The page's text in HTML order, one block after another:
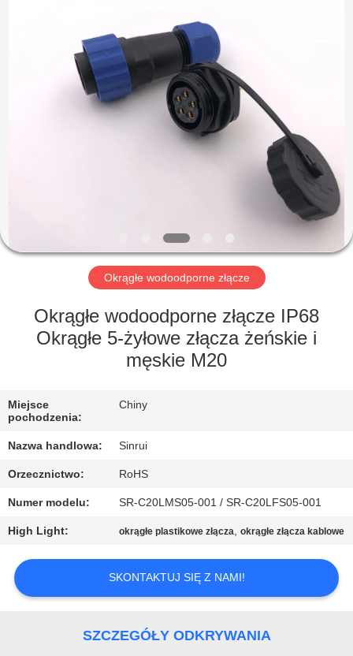
WYCIECZKA
FABRYCE
SKONTAKTUJ
NAMI
POPROSIĆ
O
Okrągłe wodoodporne złącze
Okrągłe wodoodporne złącze IP68
Okrągłe 5-żyłowe złącza żeńskie i
męskie M20
Miejsce
pochodzenia:
Chiny
Nazwa handlowa: Sinrui
Orzecznictwo: RoHS
Numer modelu: SR-C20LMS05-001 / SR-C20LFS05-001
High Light: okrągłe plastikowe złącza,okrągłe złącza kablowe
SKONTAKTUJ SIĘ Z NAMI!
SZCZEGÓŁY ODKRYWANIA